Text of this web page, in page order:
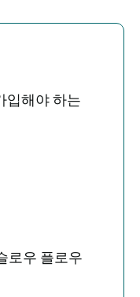
입해야 하는
로우 플로우